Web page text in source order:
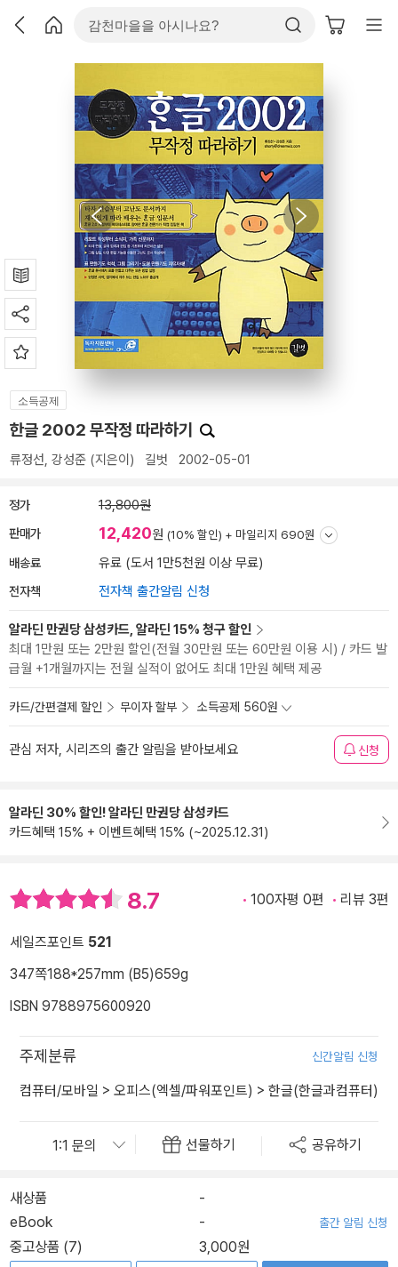
소득공제
한글 2002 무작정 따라하기
류정선, 강성준 (지은이) 길벗 2002-05-01
정가 13,800원
판매가 12,420원 (10% 할인) + 마일리지 690원
배송료 유료 (도서 1만5천원 이상 무료)
전자책 전자책 출간알림 신청
알라딘 만권당 삼성카드, 알라딘 15% 청구 할인
최대 1만원 또는 2만원 할인(전월 30만원 또는 60만원 이용 시) / 카드 발
급월 +1개월까지는 전월 실적이 없어도 최대 1만원 혜택 제공
카드/간편결제 할인 무이자 할부 소득공제 560원
관심 저자, 시리즈의 출간 알림을 받아보세요 신청
알라딘 30% 할인! 알라딘 만권당 삼성카드
카드혜택 15% + 이벤트혜택 15% (~2025.12.31)
8.7 100자평 0편 리뷰 3편
세일즈포인트 521
347쪽188*257mm (B5)659g
ISBN 9788975600920
주제분류 신간알림 신청
컴퓨터/모바일 > 오피스(엑셀/파워포인트) > 한글(한글과컴퓨터)
선물하기 공유하기
새상품
-
eBook
- 출간 알림 신청
중고상품 (7) 3,000원